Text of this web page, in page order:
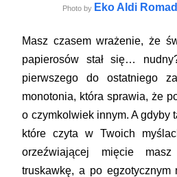
Photo by Eko Aldi
Masz czasem wrażenie, że
papierosów stał się…
pierwszego do ostatniego
monotonia, która sprawia, że
o czymkolwiek innym. A gdyby
które czyta w Twoich
orzeźwiającej mięcie
truskawkę, a po egzotycznym